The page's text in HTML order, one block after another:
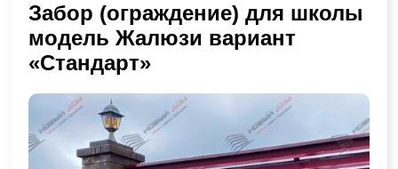
Забор (ограждение) для школы
модель Жалюзи вариант
«Стандарт»